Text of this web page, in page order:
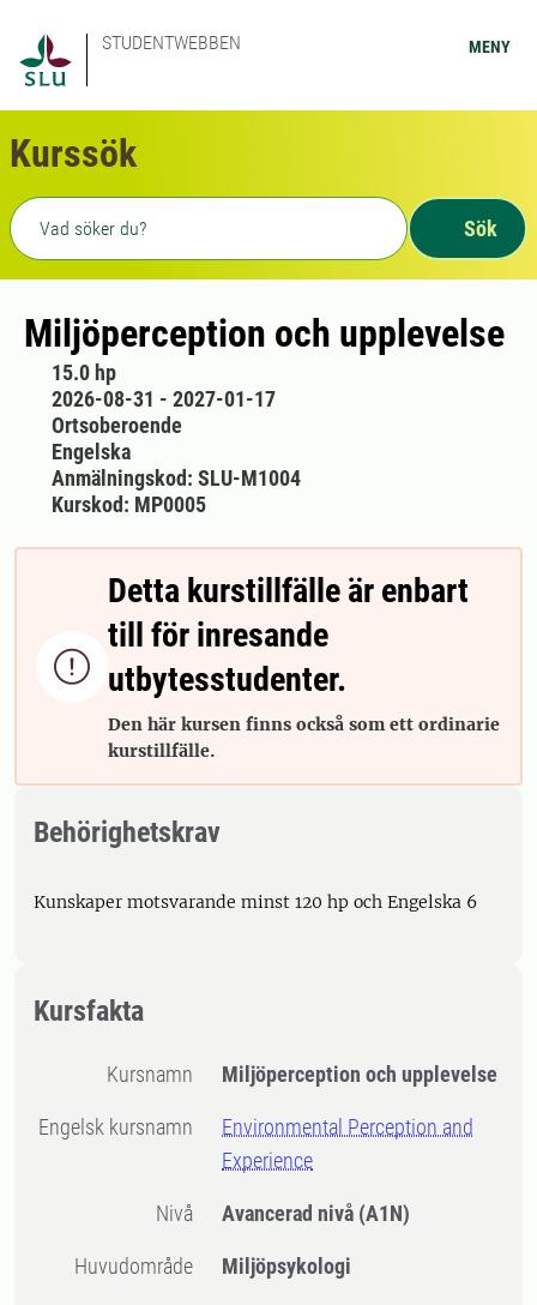
STUDENTWEBBEN MENY
Kurssök
Fritext sökning
Sök
Miljöperception och upplevelse
15.0 hp
2026-08-31 - 2027-01-17
Ortsoberoende
Engelska
Anmälningskod: SLU-M1004
Kurskod: MP0005

Detta kurstillfälle är enbart
till för inresande
utbytesstudenter.
Den här kursen finns också som ett ordinarie
kurstillfälle.
Behörighetskrav
Kunskaper motsvarande minst 120 hp och Engelska 6
Kursfakta
Kursnamn Miljöperception och upplevelse
Engelsk kursnamn
Environmental Perception and
Experience
Nivå Avancerad nivå (A1N)
Huvudområde Miljöpsykologi